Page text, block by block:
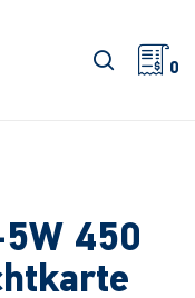
Suche
0
450